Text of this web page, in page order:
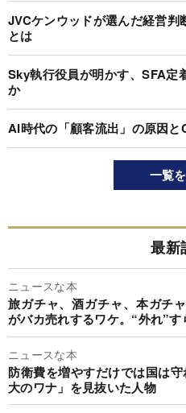
JVCケンウッドが選んだ経営
とは
Sky執行役員が明かす、SFA定
か
AI時代の「顧客流出」の原因と
一覧
最新
ニュースな本
旅ガチャ、酒ガチャ、本ガチ
がバカ売れするワケ。“外れ”
ニュースな本
防衛費を増やすだけでは国は
大のワナ」を見抜いた人物